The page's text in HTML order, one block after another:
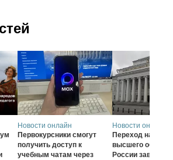
Новости онлайн
Первокурсники смогут
получить доступ к
учебным чатам через
Новости онлайн
Переход на
высшего
России